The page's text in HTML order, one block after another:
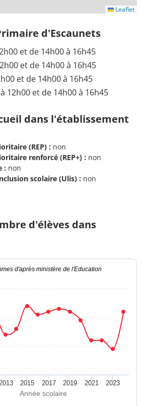
Leaflet
d'Escaunets
et de 14h00 à 16h45
et de 14h00 à 16h45
et de 14h00 à 16h45
12h00 et de 14h00 à 16h45
dans l'établissement
(REP) : non
renforcé (REP+) : non
: non
scolaire (Ulis) : non
d'élèves dans
Année scolaire
d'après ministère de l'Education
2015 2017 2019 2021 2023